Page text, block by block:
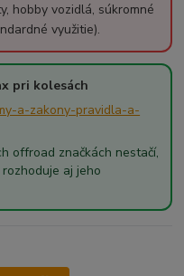
hobby vozidlá, súkromné
využitie).
pri kolesách
a-zakony-pravidla-a-
offroad značkách nestačí,
aj jeho